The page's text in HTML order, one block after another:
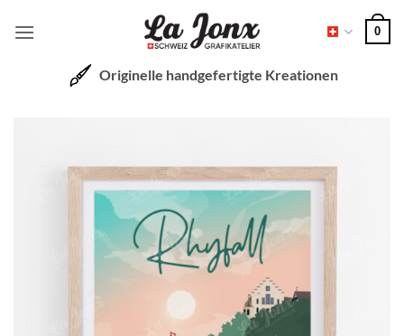
Inhalt
0
Originelle handgefertigte Kreationen